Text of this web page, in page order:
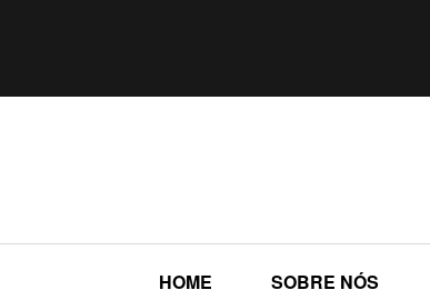
HOME SOBRE NÓS